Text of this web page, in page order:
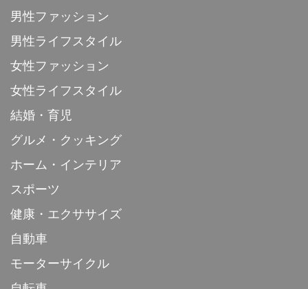
男性ファッション
男性ライフスタイル
女性ファッション
女性ライフスタイル
結婚・育児
グルメ・クッキング
ホーム・インテリア
スポーツ
健康・エクササイズ
自動車
モーターサイクル